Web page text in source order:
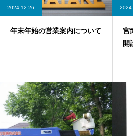
2024.12.26
年末年始の営業案内について
宮
開